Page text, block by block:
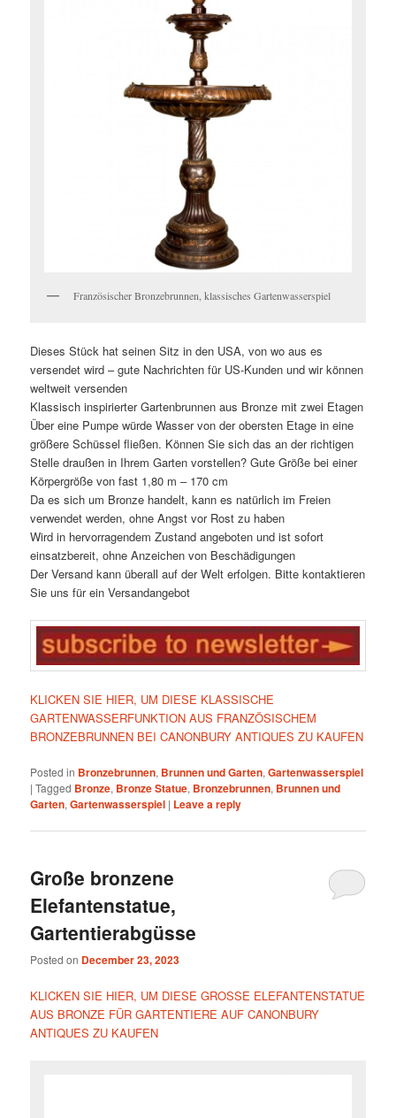
Französischer Bronzebrunnen, klassisches Gartenwasserspiel
Dieses Stück hat seinen Sitz in den USA, von wo aus es
versendet wird – gute Nachrichten für US-Kunden und wir können
weltweit versenden
Klassisch inspirierter Gartenbrunnen aus Bronze mit zwei Etagen
Über eine Pumpe würde Wasser von der obersten Etage in eine
größere Schüssel fließen. Können Sie sich das an der richtigen
Stelle draußen in Ihrem Garten vorstellen? Gute Größe bei einer
Körpergröße von fast 1,80 m – 170 cm
Da es sich um Bronze handelt, kann es natürlich im Freien
verwendet werden, ohne Angst vor Rost zu haben
Wird in hervorragendem Zustand angeboten und ist sofort
einsatzbereit, ohne Anzeichen von Beschädigungen
Der Versand kann überall auf der Welt erfolgen. Bitte kontaktieren
Sie uns für ein Versandangebot
KLICKEN SIE HIER, UM DIESE KLASSISCHE
GARTENWASSERFUNKTION AUS FRANZÖSISCHEM
BRONZEBRUNNEN BEI CANONBURY ANTIQUES ZU KAUFEN
Posted in Bronzebrunnen, Brunnen und Garten,Gartenwasserspiel
|Tagged Bronze, Bronze Statue, Bronzebrunnen, Brunnen und
Garten,Gartenwasserspiel | Leave a reply
Große bronzene
Elefantenstatue,
Gartentierabgüsse
Posted on December 23, 2023
KLICKEN SIE HIER, UM DIESE GROSSE ELEFANTENSTATUE
AUS BRONZE FÜR GARTENTIERE AUF CANONBURY
ANTIQUES ZU KAUFEN